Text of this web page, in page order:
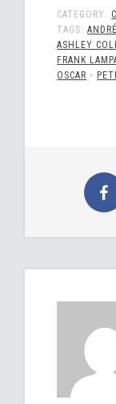
CATEGORY:
TAGS:
ASHLEY
FRANK
OSCAR •